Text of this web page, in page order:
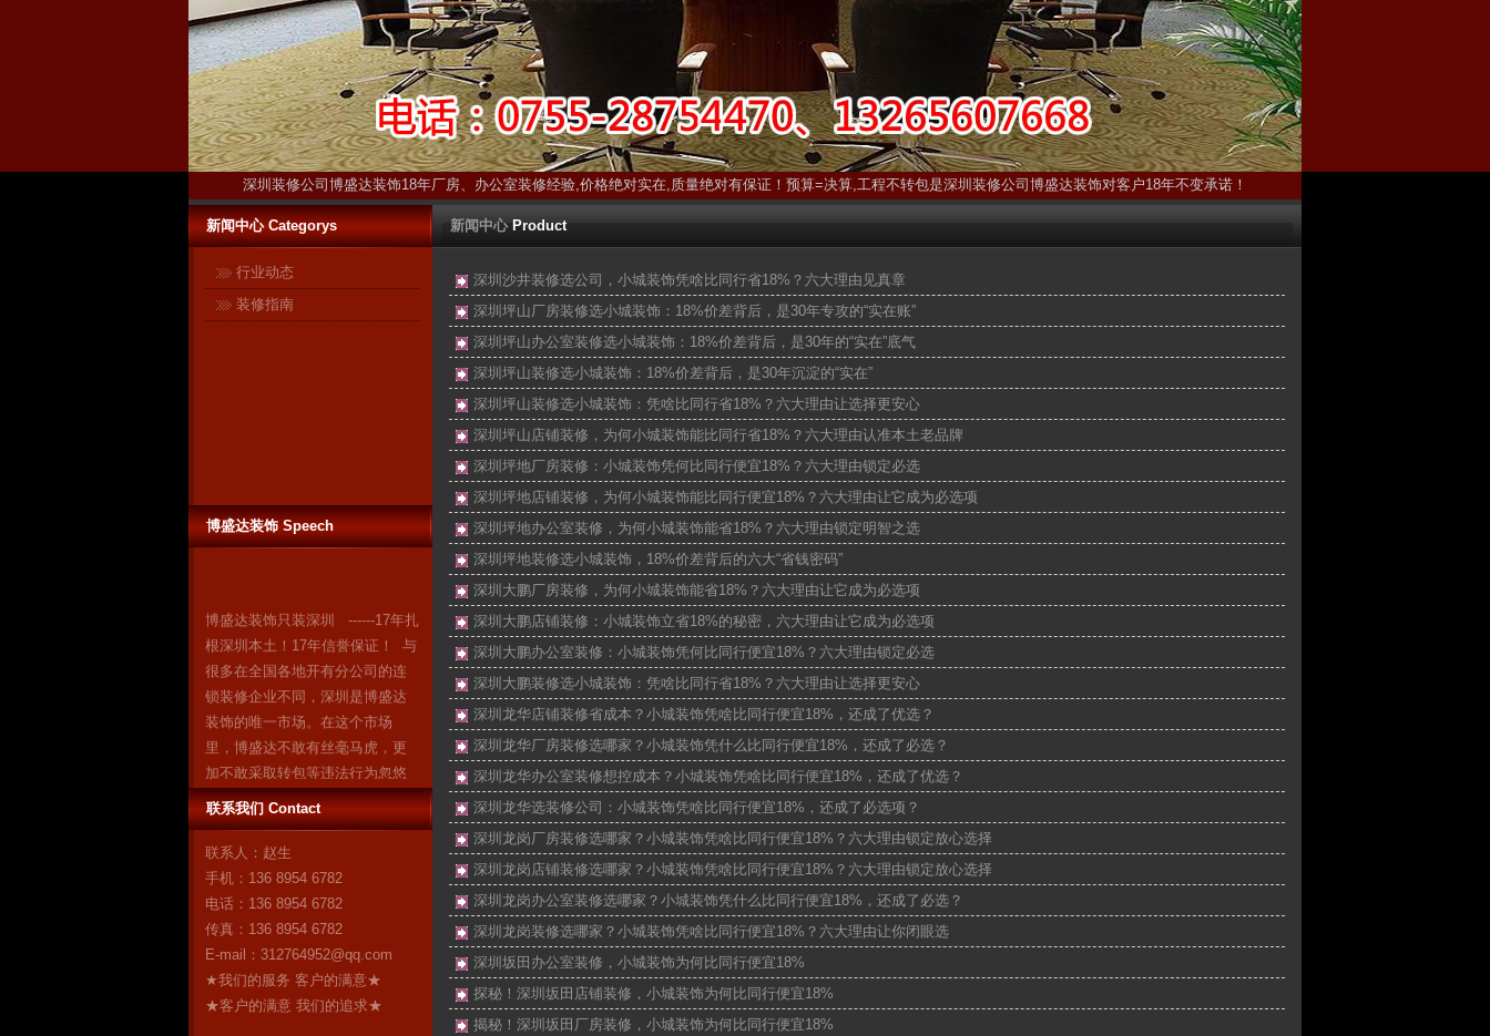
深圳装修公司博盛达装饰18年厂房、办公室装修经验,价格绝对实在,质量绝对有保证！预算=决算,工程不转包是深圳装修公司博盛达装饰对客户18年不变承诺！
新闻中心 Categorys
行业动态
装修指南
博盛达装饰 Speech
博盛达装饰只装深圳 ------17年扎
根深圳本土！17年信誉保证！ 与
很多在全国各地开有分公司的连
锁装修企业不同，深圳是博盛达
装饰的唯一市场。在这个市场
里，博盛达不敢有丝毫马虎，更
加不敢采取转包等违法行为忽悠
消费者。因为我们知道：失去了
深圳，就失去了博盛达的全
作为深圳市装修行业领军企业的
博盛达装饰，对自己“深圳本土”这
个身份感到无比自豪。17年来，
博盛达
联系我们 Contact
联系人：赵生
手机：136 8954 6782
电话：136 8954 6782
传真：136 8954 6782
E-mail： 312764952@qq.com
★我们的服务 客户的满意★
★客户的满意 我们的追求★
新闻中心Product
深圳沙井装修选公司，小城装饰凭啥比同行省18%？六大理由见真章
深圳坪山厂房装修选小城装饰：18%价差背后，是30年专攻的“实在账”
深圳坪山办公室装修选小城装饰：18%价差背后，是30年的“实在”底气
深圳坪山装修选小城装饰：18%价差背后，是30年沉淀的“实在”
深圳坪山装修选小城装饰：凭啥比同行省18%？六大理由让选择更安心
深圳坪山店铺装修，为何小城装饰能比同行省18%？六大理由认准本土老品牌
深圳坪地厂房装修：小城装饰凭何比同行便宜18%？六大理由锁定必选
深圳坪地店铺装修，为何小城装饰能比同行便宜18%？六大理由让它成为必选项
深圳坪地办公室装修，为何小城装饰能省18%？六大理由锁定明智之选
深圳坪地装修选小城装饰，18%价差背后的六大“省钱密码”
深圳大鹏厂房装修，为何小城装饰能省18%？六大理由让它成为必选项
深圳大鹏店铺装修：小城装饰立省18%的秘密，六大理由让它成为必选项
深圳大鹏办公室装修：小城装饰凭何比同行便宜18%？六大理由锁定必选
深圳大鹏装修选小城装饰：凭啥比同行省18%？六大理由让选择更安心
深圳龙华店铺装修省成本？小城装饰凭啥比同行便宜18%，还成了优选？
深圳龙华厂房装修选哪家？小城装饰凭什么比同行便宜18%，还成了必选？
深圳龙华办公室装修想控成本？小城装饰凭啥比同行便宜18%，还成了优选？
深圳龙华选装修公司：小城装饰凭啥比同行便宜18%，还成了必选项？
深圳龙岗厂房装修选哪家？小城装饰凭啥比同行便宜18%？六大理由锁定放心选择
深圳龙岗店铺装修选哪家？小城装饰凭啥比同行便宜18%？六大理由锁定放心选择
深圳龙岗办公室装修选哪家？小城装饰凭什么比同行便宜18%，还成了必选？
深圳龙岗装修选哪家？小城装饰凭啥比同行便宜18%？六大理由让你闭眼选
深圳坂田办公室装修，小城装饰为何比同行便宜18%
探秘！深圳坂田店铺装修，小城装饰为何比同行便宜18%
揭秘！深圳坂田厂房装修，小城装饰为何比同行便宜18%